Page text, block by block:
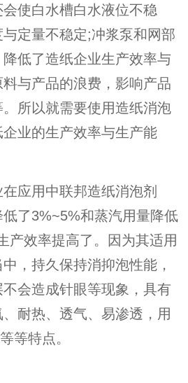
使白水槽白水液位不稳
定量不稳定;冲浆泵和网部
低了造纸企业生产效率与
与产品的浪费，影响产品
所以就需要使用造纸消泡
业的生产效率与生产能
用中联邦造纸消泡剂
了3%~5%和蒸汽用量降低
产效率提高了。因为其适用
，持久保持消抑泡性能，
会造成针眼等现象，具有
耐热、透气、易渗透，用
等特点。